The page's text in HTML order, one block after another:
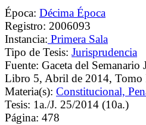
Época: Décima Época
Registro: 2006093
Instancia: Primera Sala
Tipo de Tesis: Jurisprudencia
Fuente: Gaceta del
Libro 5, Abril de 2014, Tomo
Materia(s): Constitucional,
Tesis: 1a./J. 25/2014 (10a.)
Página: 478